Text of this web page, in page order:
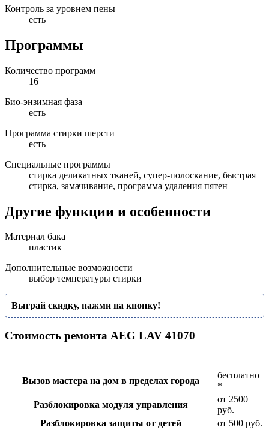
Контроль за уровнем пены
есть
Программы
Количество программ
16
Био-энзимная фаза
есть
Программа стирки шерсти
есть
Специальные программы
стирка деликатных тканей, супер-полоскание, быстрая
стирка, замачивание, программа удаления пятен
Другие функции и особенности
Материал бака
пластик
Дополнительные возможности
выбор температуры стирки
Выграй скидку, нажми на кнопку!
Стоимость ремонта AEG LAV 41070
Вызов мастера на дом в пределах города
бесплатно
*
Разблокировка модуля управления
от 2500
руб.
Разблокировка защиты от детей
от 500 руб.